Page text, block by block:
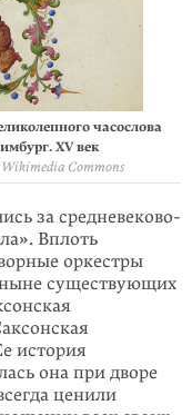
часослова
XV век
Commons
за средневеково-
Вплоть
оркестры
существующих
история
она при дворе
ценили